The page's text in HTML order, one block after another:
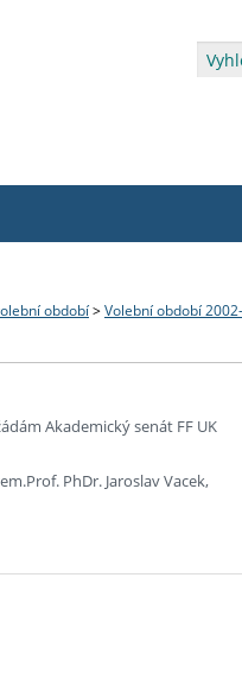
období> Volební období
Akademický senát FF UK
PhDr. Jaroslav Vacek,